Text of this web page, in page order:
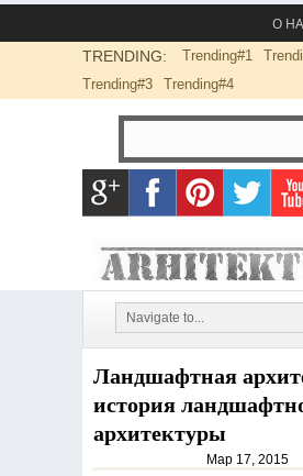
О
TRENDING: Trending#1
Trending#3
Trending#4
Ландшафтная
история
архитектуры
Мар 17, 2015